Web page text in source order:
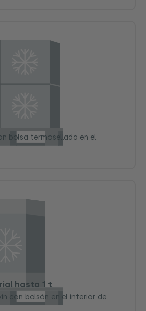
bolsa termosellada en el
hasta 1 t
con bolsón en el interior de